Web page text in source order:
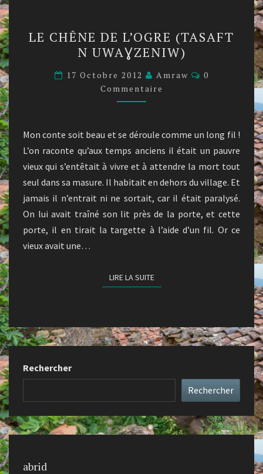
CHÊNE
DE
L’OGRE
(TASAFT
N
LE CHÊNE DE L’OGRE (TASAFT
N UWAƔZENIW)
17 Octobre 2012 Amraw
0
Commentaire
Mon conte soit beau et se déroule comme un long fil !
L’on raconte qu’aux temps anciens il était un pauvre
vieux qui s’entêtait à vivre et à attendre la mort tout
seul dans sa masure. Il habitait en dehors du village. Et
jamais il n’entrait ni ne sortait, car il était paralysé.
On lui avait traîné son lit près de la porte, et cette
porte, il en tirait la targette à l’aide d’un fil. Or ce
vieux avait une…
LIRE LA SUITELIRE LA SUITE
Rechercher
Rechercher
abrid